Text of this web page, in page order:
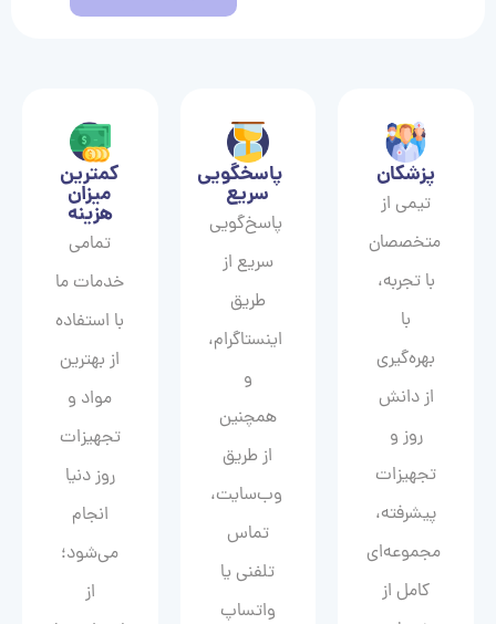
پزشکان
تیمی از
متخصصان
با تجربه،
با
بهره‌گیری
از دانش
روز و
تجهیزات
پیشرفته،
مجموعه‌ای
کامل از
پاسخگویی
سریع
پاسخ‌گویی
سریع از
طریق
اینستاگرام،
و
همچنین
از طریق
وب‌سایت،
تماس
تلفنی یا
واتساپ
کمترین
میزان
هزینه
تمامی
خدمات ما
با استفاده
از بهترین
مواد و
تجهیزات
روز دنیا
انجام
می‌شود؛
از